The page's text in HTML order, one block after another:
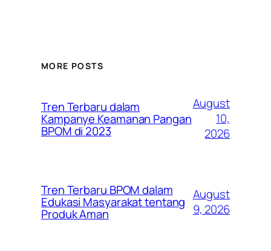
MORE POSTS
Tren Terbaru dalam
Kampanye Keamanan Pangan
BPOM di 2023
August
10,
2026
Tren Terbaru BPOM dalam
Edukasi Masyarakat tentang
Produk Aman
August
9, 2026